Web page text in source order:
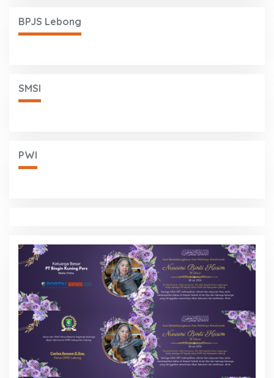
BPJS Lebong
SMSI
PWI